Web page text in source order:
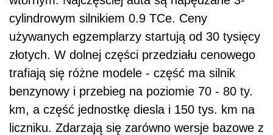
cylindrowym silnikiem 0.9 TCe. Ceny
używanych egzemplarzy startują od 30 tysięcy
złotych. W dolnej części przedziału cenowego
trafiają się różne modele - część ma silnik
benzynowy i przebieg na poziomie 70 - 80 ty.
km, a część jednostkę diesla i 150 tys. km na
liczniku. Zdarzają się zarówno wersje bazowe z